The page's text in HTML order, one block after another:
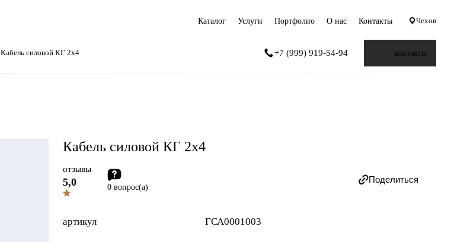
Каталог Услуги Портфолио О нас Контакты Чехов
Кабель силовой КГ 2х4 +7 (999) 919-54-94 контакты
Кабель силовой КГ 2х4
отзывы
5,0 0 вопрос(а)
Поделиться
артикул ГСА0001003